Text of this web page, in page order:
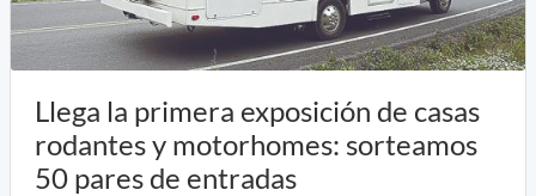
Llega la primera exposición de casas
rodantes y motorhomes: sorteamos
50 pares de entradas